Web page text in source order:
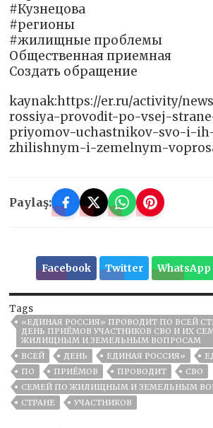
#Кузнецова
#регионы
#жилищные проблемы
Общественная приемная
Создать обращение
kaynak:https://er.ru/activity/
rossiya-provodit-po-vsej-
priyomov-uchastnikov-svo-i-
zhilishnym-i-zemelnym-
Paylaş:
Facebook Twitter WhatsApp
Tags
«ЕДИНАЯ РОССИЯ» ПРОВОДИТ ПО ВСЕЙ
ДЕНЬ ПРИЁМОВ УЧАСТНИКОВ СВО И ИХ
ЖИЛИЩНЫМ И ЗЕМЕЛЬНЫМ ВОПРОСАМ
ВСЕЙ
ДЕНЬ ЕДИНАЯ РОССИЯ»
ПО
ПРИЁМОВ ПРОВОДИТ
СВО
СЕМЕЙ ПО ЖИЛИЩНЫМ И ЗЕМЕЛЬНЫМ
СТРАНЕ
УЧАСТНИКОВ